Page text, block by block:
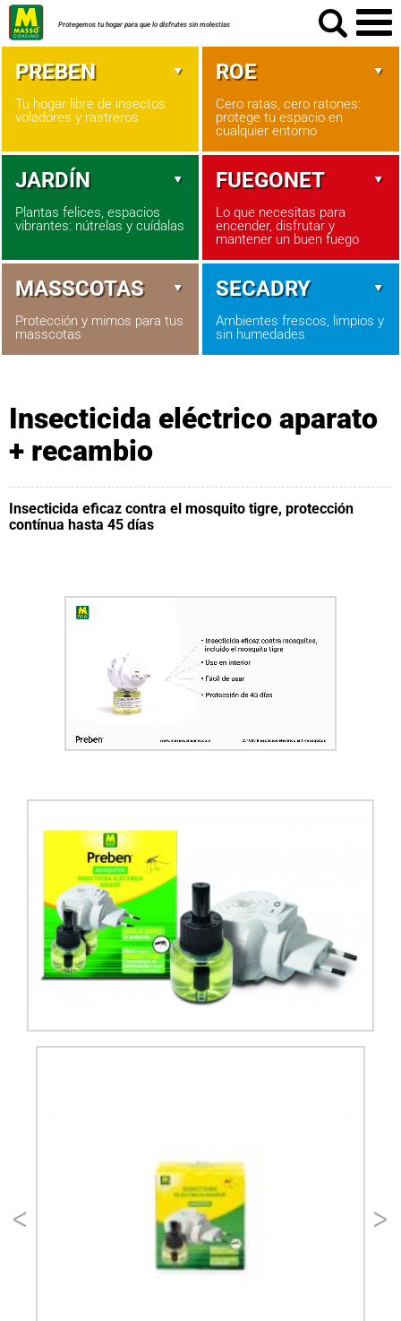
Protegemos tu hogar para que lo disfrutes sin molestias
PREBEN
Tu hogar libre de insectos
voladores y rastreros
ROE
Cero ratas, cero ratones:
protege tu espacio en
cualquier entorno
JARDÍN
Plantas felices, espacios
vibrantes: nútrelas y cuídalas
FUEGONET
Lo que necesitas para
encender, disfrutar y
mantener un buen fuego
MASSCOTAS
Protección y mimos para tus
masscotas
SECADRY
Ambientes frescos, limpios y
sin humedades
Insecticida eléctrico aparato
+ recambio
Insecticida eficaz contra el mosquito tigre, protección
contínua hasta 45 días